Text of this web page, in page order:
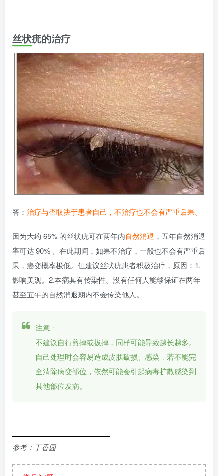
丝状疣的治疗
答： 治疗与否取决于患者自己，不治疗也不会有严重后果。
因为大约 65% 的丝状疣可在两年内自然消退 ，五年自然消退
率可达 90% 。在此期间，如果不治疗，一般也不会有严重后
果，癌变概率极低。但建议丝状疣患者积极治疗，原因：1.
影响美观。2.本病具有传染性。没有任何人能够保证在两年
甚至五年的自然消退期内不会传染他人。
注意：
不建议自行剪掉或拔掉，同样可能导致越长越多。
自己处理时会容易造成皮肤破损、感染，若不能完
全清除病变部位，依然可能会引起病毒扩散感染到
其他部位发病。
参考：丁香园